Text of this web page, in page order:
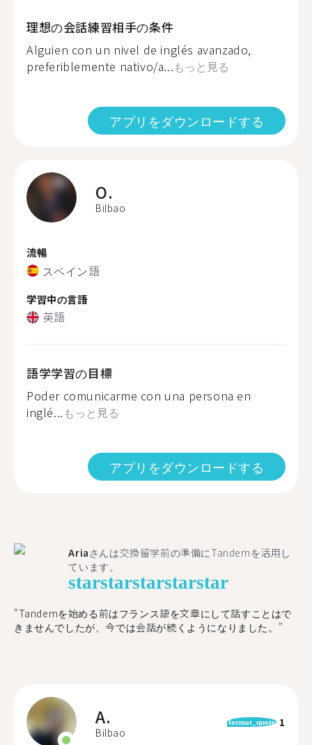
理想の会話練習相手の条件
Alguien con un nivel de inglés avanzado,
preferiblemente nativo/a...もっと見る
アプリをダウンロードする
O.
Bilbao
流暢
スペイン語
学習中の言語
英語
語学学習の目標
Poder comunicarme con una persona en
inglé... もっと見る
アプリをダウンロードする
Aria さんは交換留学前の準備にTandemを活用し
ています。
starstarstarstarstar
"​​Tandemを始める前はフランス語を文章にして話すことはで
きませんでしたが、今では会話が続くようになりました。"
A.
Bilbao
format_quote 1